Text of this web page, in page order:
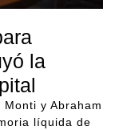
la
y Abraham
líquida de